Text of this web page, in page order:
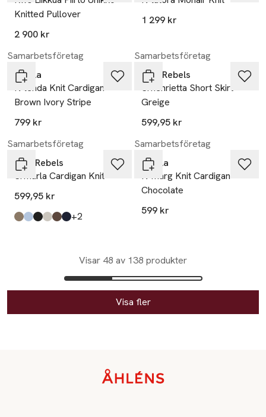
Knitted Pullover
2 900 kr
1 299 kr
Samarbetsföretag
Noella
N-lenda Knit Cardigan -
Brown Ivory Stripe
799 kr
Samarbetsföretag
Soft Rebels
Srhenrietta Short Skirt -
Greige
599,95 kr
Samarbetsföretag
Soft Rebels
Srmarla Cardigan Knit
599,95 kr
Produkten finns i färgerna:
greige,
windsurfer melange
black,
light grey melange
coffee quartz melange
total eclipse, +2
Samarbetsföretag
Noella
N-marg Knit Cardigan -
Chocolate
599 kr
Visar 48 av 138 produkter
Visa fler